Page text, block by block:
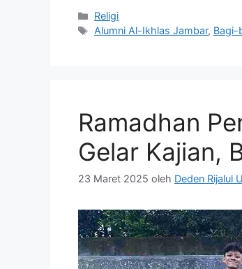
Kategori
Religi
Tag
Alumni Al-Ikhlas Jambar, Bagi-
Ramadhan
Gelar Kajian,
23 Maret 2025 oleh Deden Rijalul